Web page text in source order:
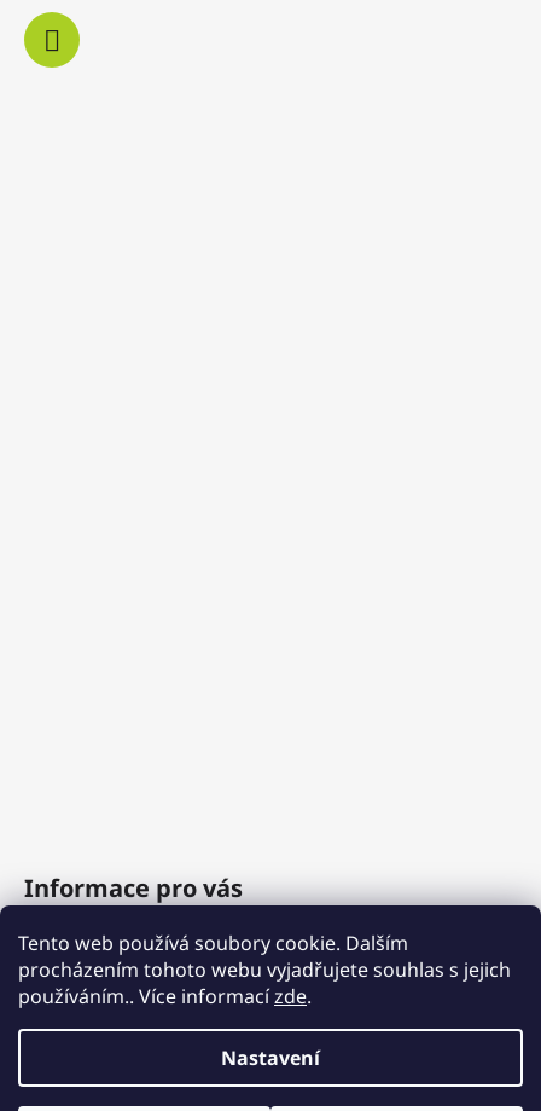
Tento web používá soubory cookie. Dalším
procházením tohoto webu vyjadřujete souhlas s jejich
používáním.. Více informacízde.
Nastavení
Informace pro vás
O nás
Obchodní podmínky